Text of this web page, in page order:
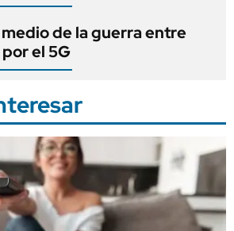
de la guerra entre
el 5G